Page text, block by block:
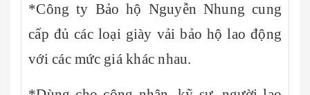
*Công ty Bảo hộ Nguyễn Nhung cung
cấp đủ các loại giày vải bảo hộ lao động
với các mức giá khác nhau.